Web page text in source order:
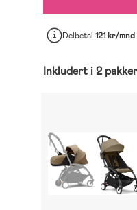
Delbetal121 kr/mnd
Inkludert i 2 pakker